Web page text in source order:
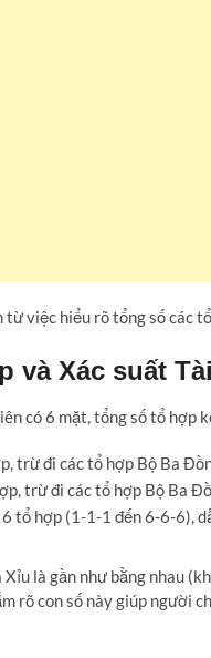
từ việc hiểu rõ tổng số các
và Xác suất
có 6 mặt, tổng số tổ
trừ đi các tổ hợp Bộ Ba
trừ đi các tổ hợp Bộ Ba
6 tổ hợp (1-1-1 đến 6-6-6),
là gần như bằng nhau
rõ con số này giúp người